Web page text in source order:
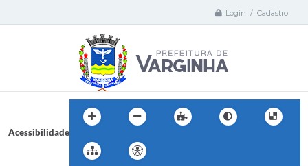
Login / Cadastro
Acessibilidade